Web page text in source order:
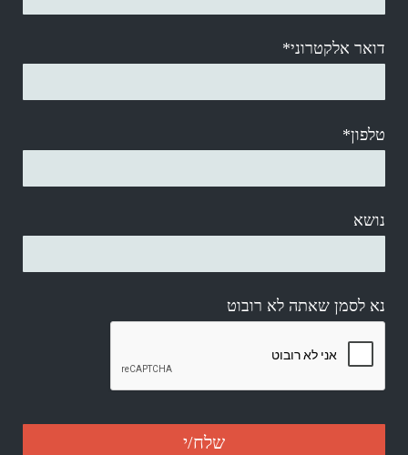
דואר אלקטרוני*
טלפון*
נושא
נא לסמן שאתה לא רובוט